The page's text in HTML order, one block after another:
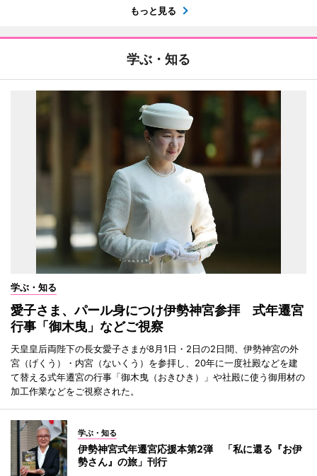
もっと見る
学ぶ・知る
学ぶ・知る
愛子さま、パール身につけ伊勢神宮参拝 式年遷宮
行事「御木曳」などご視察
天皇皇后両陛下の長女愛子さまが8月1日・2日の2日間、伊勢神宮の外
宮（げくう）・内宮（ないくう）を参拝し、20年に一度社殿などを建
て替える式年遷宮の行事「御木曳（おきひき）」や社殿に使う御用材の
加工作業などをご視察された。
学ぶ・知る
伊勢神宮式年遷宮応援本第2弾 「私に還る『お伊
勢さん』の旅」刊行